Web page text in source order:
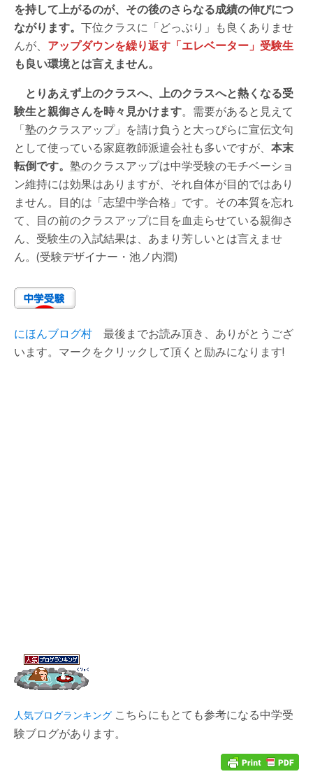
を持して上がるのが、その後のさらなる成績の伸びにつ
ながります。 下位クラスに「どっぷり」も良くありませ
んが、 アップダウンを繰り返す「エレベーター」受験生
も良い環境とは言えません。
とりあえず上のクラスへ、上のクラスへと熱くなる受
験生と親御さんを時々見かけます。需要があると見えて
「塾のクラスアップ」を請け負うと大っぴらに宣伝文句
として使っている家庭教師派遣会社も多いですが、 本末
転倒です。 塾のクラスアップは中学受験のモチベーショ
ン維持には効果はありますが、それ自体が目的ではあり
ません。目的は「志望中学合格」です。その本質を忘れ
て、目の前のクラスアップに目を血走らせている親御さ
ん、受験生の入試結果は、あまり芳しいとは言えませ
ん。(受験デザイナー・池ノ内潤)
にほんブログ村 最後までお読み頂き、ありがとうござ
います。マークをクリックして頂くと励みになります!
人気ブログランキング こちらにもとても参考になる中学受
験ブログがあります。